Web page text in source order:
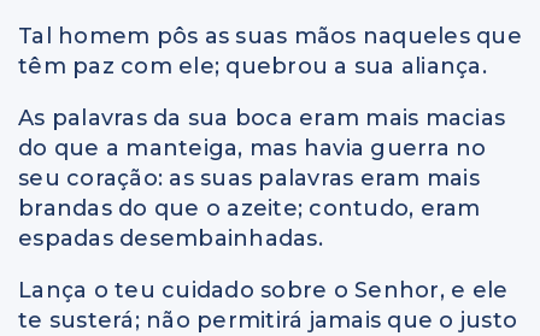
Tal homem pôs as suas mãos naqueles que
têm paz com ele; quebrou a sua aliança.
As palavras da sua boca eram mais macias
do que a manteiga, mas havia guerra no
seu coração: as suas palavras eram mais
brandas do que o azeite; contudo, eram
espadas desembainhadas.
Lança o teu cuidado sobre o Senhor, e ele
te susterá; não permitirá jamais que o justo